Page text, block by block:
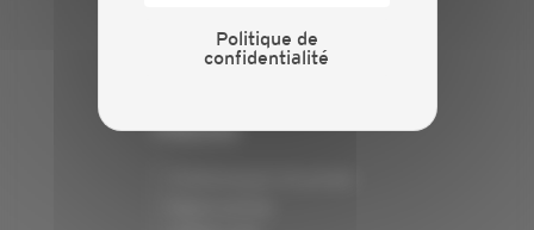
Crédits
Mentions légales
PRESSE
Politique de
confidentialité